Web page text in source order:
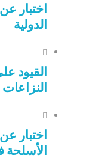
اختبار
الدولية
القيود
اختبار
الأسلحة